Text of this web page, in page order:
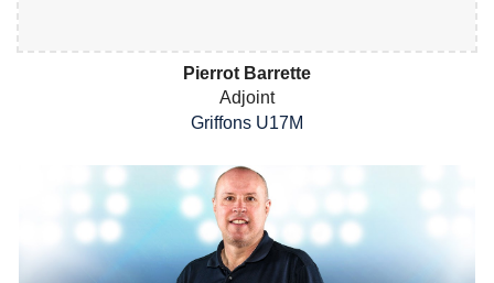
Pierrot Barrette
Adjoint
Griffons U17M